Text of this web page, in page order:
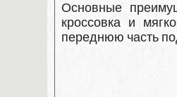
Основные
кроссовка и
переднюю часть